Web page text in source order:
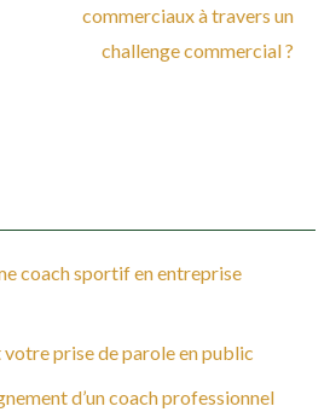
commerciaux à travers un
challenge commercial ?
coach sportif en entreprise
prise de parole en public
d’un coach professionnel